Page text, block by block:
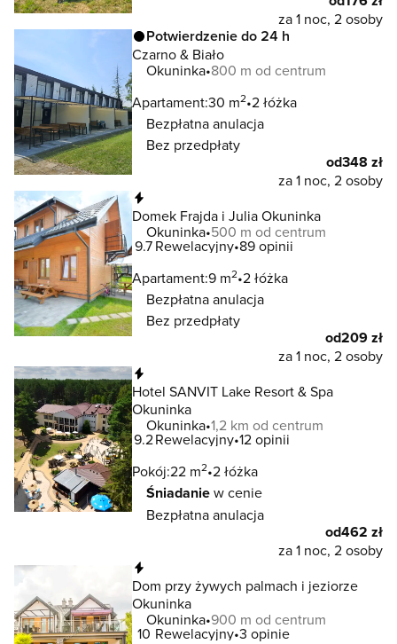
za 1 noc, 2 osoby
Potwierdzenie do 24 h
Czarno & Biało
Okuninka 800 m od centrum
Apartament:30 m2 2 łóżka
Bezpłatna anulacja
Bez przedpłaty
od348 zł
za 1 noc, 2 osoby
Domek Frajda i Julia Okuninka
Okuninka 500 m od centrum
9.7Rewelacyjny 89 opinii
Apartament:9 m2 2 łóżka
Bezpłatna anulacja
Bez przedpłaty
od209 zł
za 1 noc, 2 osoby
Hotel SANVIT Lake Resort & Spa
Okuninka
Okuninka 1,2 km od centrum
9.2Rewelacyjny 12 opinii
Pokój:22 m2 2 łóżka
Śniadaniew cenie
Bezpłatna anulacja
od462 zł
za 1 noc, 2 osoby
Dom przy żywych palmach i jeziorze
Okuninka
Okuninka 900 m od centrum
10 Rewelacyjny 3 opinie